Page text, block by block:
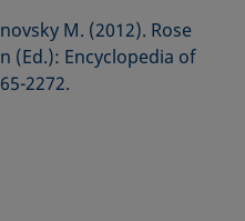
M. (2012). Rose
(Ed.): Encyclopedia of
2272.